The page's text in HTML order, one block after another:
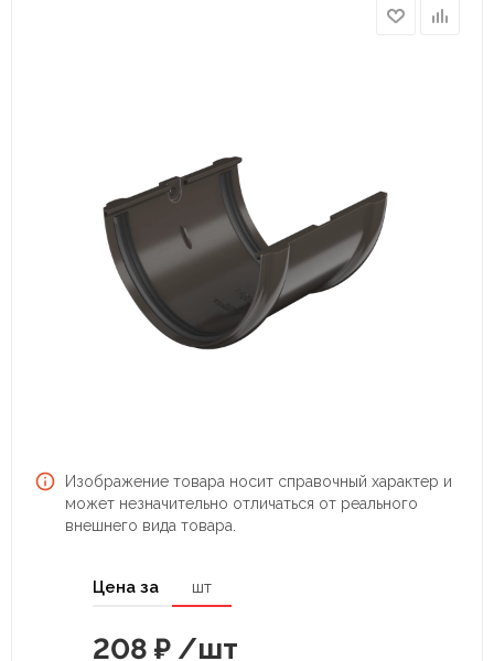
Изображение товара носит справочный характер и
может незначительно отличаться от реального
внешнего вида товара.
Цена за шт
208 ₽ /шт